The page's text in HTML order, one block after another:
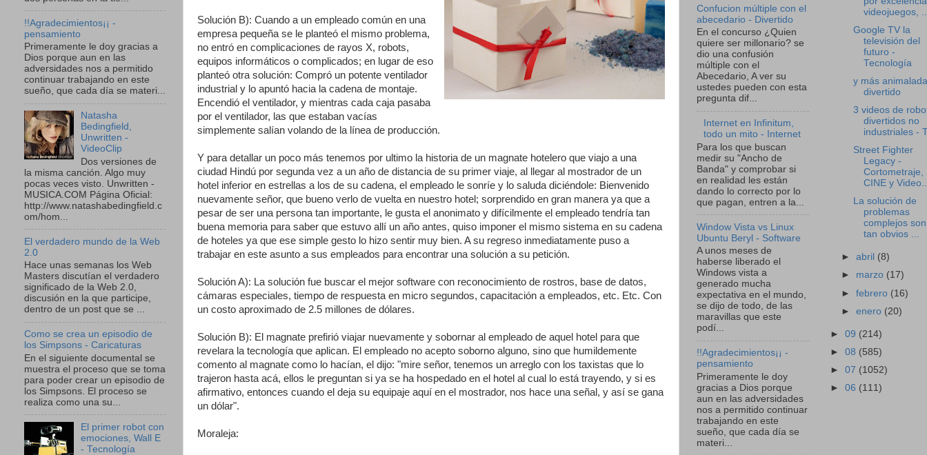
Solución B): Cuando a un empleado común en una
empresa pequeña se le planteó el mismo problema,
no entró en complicaciones de rayos X, robots,
equipos informáticos o complicados; en lugar de eso
planteó otra solución: Compró un potente ventilador
industrial y lo apuntó hacia la cadena de montaje.
Encendió el ventilador, y mientras cada caja pasaba
por el ventilador, las que estaban vacías
simplemente salían volando de la línea de producción.
Y para detallar un poco más tenemos por ultimo la historia de un magnate hotelero que viajo a una
ciudad Hindú por segunda vez a un año de distancia de su primer viaje, al llegar al mostrador de un
hotel inferior en estrellas a los de su cadena, el empleado le sonríe y lo saluda diciéndole: Bienvenido
nuevamente señor, que bueno verlo de vuelta en nuestro hotel; sorprendido en gran manera ya que a
pesar de ser una persona tan importante, le gusta el anonimato y difícilmente el empleado tendría tan
buena memoria para saber que estuvo allí un año antes, quiso imponer el mismo sistema en su cadena
de hoteles ya que ese simple gesto lo hizo sentir muy bien. A su regreso inmediatamente puso a
trabajar en este asunto a sus empleados para encontrar una solución a su petición.
Solución A): La solución fue buscar el mejor software con reconocimiento de rostros, base de datos,
cámaras especiales, tiempo de respuesta en micro segundos, capacitación a empleados, etc. Etc. Con
un costo aproximado de 2.5 millones de dólares.
Solución B): El magnate prefirió viajar nuevamente y sobornar al empleado de aquel hotel para que
revelara la tecnología que aplican. El empleado no acepto soborno alguno, sino que humildemente
comento al magnate como lo hacían, el dijo: "mire señor, tenemos un arreglo con los taxistas que lo
trajeron hasta acá, ellos le preguntan si ya se ha hospedado en el hotel al cual lo está trayendo, y si es
afirmativo, entonces cuando el deja su equipaje aquí en el mostrador, nos hace una señal, y así se gana
un dólar".
Moraleja:
!!Agradecimientos¡¡ -
pensamiento
Primeramente le doy gracias a
Dios porque aun en las
adversidades nos a permitido
continuar trabajando en este
sueño, que cada día se materi...
Natasha
Bedingfield,
Unwritten -
VideoClip
Dos versiones de
la misma canción. Algo muy
pocas veces visto. Unwritten -
MUSICA.COM Página Oficial:
http://www.natashabedingfield.c
om/hom...
El verdadero mundo de la Web
2.0
Hace unas semanas los Web
Masters discutían el verdadero
significado de la Web 2.0,
discusión en la que participe,
dentro de un post que se ...
Como se crea un episodio de
los Simpsons - Caricaturas
En el siguiente documental se
muestra el proceso que se toma
para poder crear un episodio de
los Simpsons. El proceso se
realiza como una su...
El primer robot con
emociones, Wall E
- Tecnología
Confucion múltiple con el
abecedario - Divertido
En el concurso ¿Quien
quiere ser millonario? se
dio una confusión
múltiple con el
Abecedario, A ver su
ustedes pueden con esta
pregunta dif...
Internet en Infinitum,
todo un mito - Internet
Para los que buscan
medir su "Ancho de
Banda" y comprobar si
en realidad les están
dando lo correcto por lo
que pagan, entren a la...
Window Vista vs Linux
Ubuntu Beryl - Software
A unos meses de
haberse liberado el
Windows vista a
generado mucha
expectativa en el mundo,
se dijo de todo, de las
maravillas que este
podí...
!!Agradecimientos¡¡ -
pensamiento
Primeramente le doy
gracias a Dios porque
aun en las adversidades
nos a permitido continuar
trabajando en este
sueño, que cada día se
materi...
videojuegos,
Google TV la
televisión del
futuro -
Tecnología
y más
divertido
3 videos de
divertidos no
industriales -
Street Fighter
Legacy -
Cortometraje,
CINE y
La solución de
problemas
complejos son
tan obvios ...
►abril (8)
► marzo (17)
►febrero (16)
►enero (20)
► 09 (214)
► 08 (585)
► 07 (1052)
► 06 (111)